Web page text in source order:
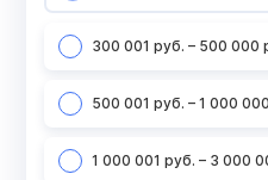
300 001 руб. – 500 000
500 001 руб. – 1 000
1 000 001 руб. – 3 000